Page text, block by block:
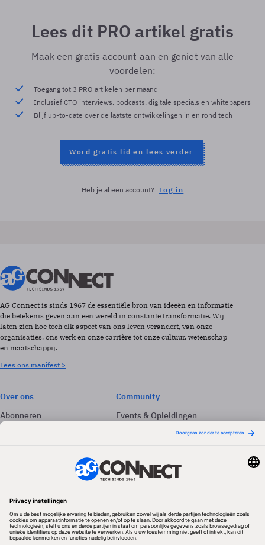
Lees dit PRO artikel gratis
Maak een gratis account aan en geniet van alle
voordelen:
Toegang tot 3 PRO artikelen per maand
Inclusief CTO interviews, podcasts, digitale specials en whitepapers
Blijf up-to-date over de laatste ontwikkelingen in en rond tech
Word gratis lid en lees verder
Heb je al een account? Log in
AG Connect is sinds 1967 de essentiële bron van ideeën en informatie
die betekenis geven aan een wereld in constante transformatie. Wij
laten zien hoe tech elk aspect van ons leven verandert, van onze
organisaties, ons werk en onze carrière tot onze cultuur, wetenschap
en maatschappij.
Lees ons manifest >
Over ons
Abonneren
Community
Events & Opleidingen
Volg ons